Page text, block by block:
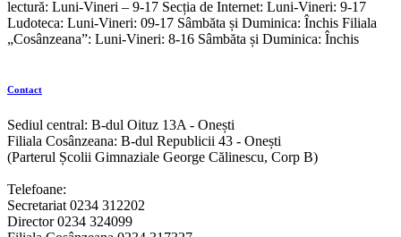
lectură: Luni-Vineri – 9-17 Secția de Internet: Luni-Vineri: 9-17
Ludoteca: Luni-Vineri: 09-17 Sâmbăta și Duminica: Închis Filiala
„Cosânzeana”: Luni-Vineri: 8-16 Sâmbăta și Duminica: Închis
Contact
Sediul central: B-dul Oituz 13A - Onești
Filiala Cosânzeana: B-dul Republicii 43 - Onești
(Parterul Școlii Gimnaziale George Călinescu, Corp B)
Telefoane:
Secretariat 0234 312202
Director 0234 324099